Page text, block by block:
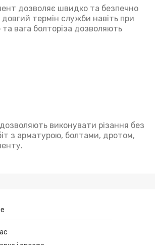
дозволяє швидко та безпечно
термін служби навіть при
вага болторіза дозволяють
виконувати різання без
з арматурою, болтами, дротом,